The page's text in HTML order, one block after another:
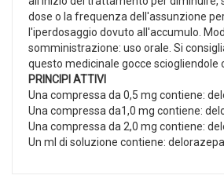
dose o la frequenza dell'assunzione
l'iperdosaggio dovuto all'accumulo.
somministrazione: uso orale. Si
questo medicinale gocce sciogliendole
PRINCIPI ATTIVI
Una compressa da 0,5 mg contiene:
Una compressa da1,0 mg contiene:
Una compressa da 2,0 mg contiene:
Un ml di soluzione contiene: